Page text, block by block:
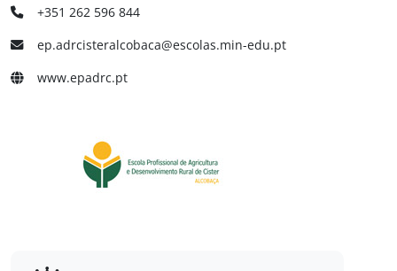
+351 262 596 844
ep.adrcisteralcobaca@escolas.min-edu.pt
www.epadrc.pt